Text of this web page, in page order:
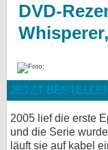
DVD-
JETZT
2005 lief die erste
und die Serie
läuft sie auf kabel